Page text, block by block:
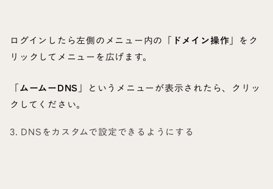
ログインしたら左側のメニュー内の「 ドメイン操作」をク
リックしてメニューを広げます。
「ムームーDNS」というメニューが表示されたら、クリッ
クしてください。
3. DNSをカスタムで設定できるようにする